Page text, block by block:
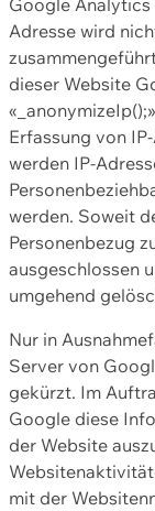
Google
Adresse wird
dieser Website
Erfassung von
werden IP-
werden. Soweit
Personenbezug
ausgeschlossen
umgehend
Nur in
Server von
gekürzt. Im
Google diese
der Website
mit der